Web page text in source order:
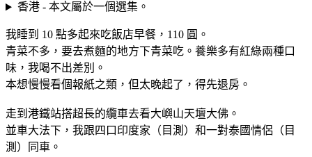
香港 - 本文屬於一個選集。
我睡到 10 點多起來吃飯店早餐，110 圓。
青菜不多，要去煮麵的地方下青菜吃。養樂多有紅綠兩種口
味，我喝不出差別。
本想慢慢看個報紙之類，但太晚起了，得先退房。
走到港鐵站搭超長的纜車去看大嶼山天壇大佛。
並車大法下，我跟四口印度家（目測）和一對泰國情侶（目
測）同車。